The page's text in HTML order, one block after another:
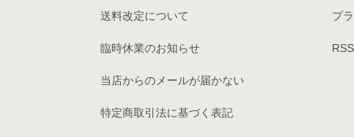
送料改定について
臨時休業のお知らせ
当店からのメールが届かない
特定商取引法に基づく表記
プ
RSS